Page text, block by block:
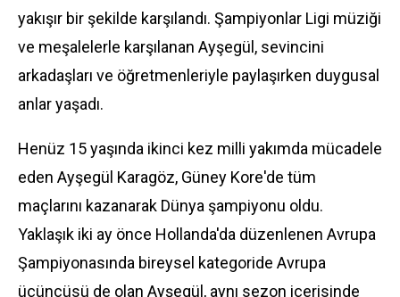
yakışır bir şekilde karşılandı. Şampiyonlar Ligi müziği
ve meşalelerle karşılanan Ayşegül, sevincini
arkadaşları ve öğretmenleriyle paylaşırken duygusal
anlar yaşadı.
Henüz 15 yaşında ikinci kez milli yakımda mücadele
eden Ayşegül Karagöz, Güney Kore'de tüm
maçlarını kazanarak Dünya şampiyonu oldu.
Yaklaşık iki ay önce Hollanda'da düzenlenen Avrupa
Şampiyonasında bireysel kategoride Avrupa
üçüncüsü de olan Ayşegül, aynı sezon içerisinde